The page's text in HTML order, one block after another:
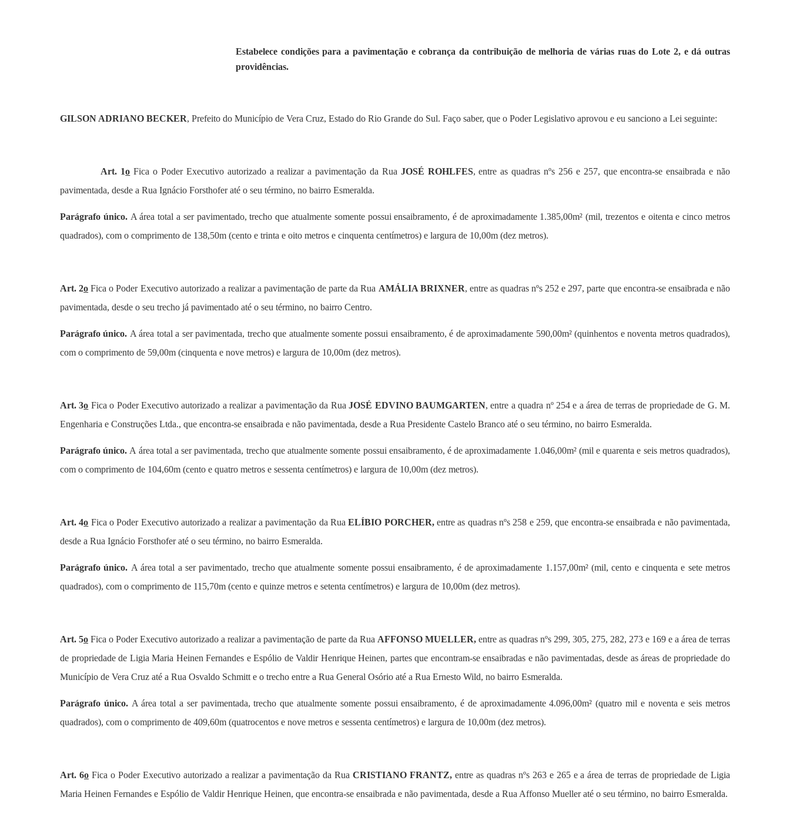
Estabelece condições para a pavimentação e cobrança da contribuição de melhoria de várias ruas do Lote 2, e dá outras
providências.
GILSON ADRIANO BECKER, Prefeito do Município de Vera Cruz, Estado do Rio Grande do Sul. Faço saber, que o Poder Legislativo aprovou e eu sanciono a Lei seguinte:
Art. 1o Fica o Poder Executivo autorizado a realizar a pavimentação da Rua JOSÉ ROHLFES, entre as quadras nºs 256 e 257, que encontra-se ensaibrada e não
pavimentada, desde a Rua Ignácio Forsthofer até o seu término, no bairro Esmeralda.
Parágrafo único. A área total a ser pavimentado, trecho que atualmente somente possui ensaibramento, é de aproximadamente 1.385,00m² (mil, trezentos e oitenta e cinco metros
quadrados), com o comprimento de 138,50m (cento e trinta e oito metros e cinquenta centímetros) e largura de 10,00m (dez metros).
Art. 2o Fica o Poder Executivo autorizado a realizar a pavimentação de parte da Rua AMÁLIA BRIXNER, entre as quadras nºs 252 e 297, parte que encontra-se ensaibrada e não
pavimentada, desde o seu trecho já pavimentado até o seu término, no bairro Centro.
Parágrafo único. A área total a ser pavimentada, trecho que atualmente somente possui ensaibramento, é de aproximadamente 590,00m² (quinhentos e noventa metros quadrados),
com o comprimento de 59,00m (cinquenta e nove metros) e largura de 10,00m (dez metros).
Art. 3o Fica o Poder Executivo autorizado a realizar a pavimentação da RuaJOSÉ EDVINO BAUMGARTEN, entre a quadra nº 254 e a área de terras de propriedade de G. M.
Engenharia e Construções Ltda., que encontra-se ensaibrada e não pavimentada, desde a Rua Presidente Castelo Branco até o seu término, no bairro Esmeralda.
Parágrafo único. A área total a ser pavimentada, trecho que atualmente somente possui ensaibramento, é de aproximadamente 1.046,00m² (mil e quarenta e seis metros quadrados),
com o comprimento de 104,60m (cento e quatro metros e sessenta centímetros) e largura de 10,00m (dez metros).
Art. 4o Fica o Poder Executivo autorizado a realizar a pavimentação da Rua ELÍBIO PORCHER,entre as quadras nºs 258 e 259, que encontra-se ensaibrada e não pavimentada,
desde a Rua Ignácio Forsthofer até o seu término, no bairro Esmeralda.
Parágrafo único. A área total a ser pavimentado, trecho que atualmente somente possui ensaibramento, é de aproximadamente 1.157,00m² (mil, cento e cinquenta e sete metros
quadrados), com o comprimento de 115,70m (cento e quinze metros e setenta centímetros) e largura de 10,00m (dez metros).
Art. 5o Fica o Poder Executivo autorizado a realizar a pavimentação de parte da Rua AFFONSO MUELLER, entre as quadras nºs 299, 305, 275, 282, 273 e 169 e a área de terras
de propriedade de Ligia Maria Heinen Fernandes e Espólio de Valdir Henrique Heinen, partes que encontram-se ensaibradas e não pavimentadas, desde as áreas de propriedade do
Município de Vera Cruz até a Rua Osvaldo Schmitt e o trecho entre a Rua General Osório até a Rua Ernesto Wild, no bairro Esmeralda.
Parágrafo único. A área total a ser pavimentada, trecho que atualmente somente possui ensaibramento, é de aproximadamente 4.096,00m² (quatro mil e noventa e seis metros
quadrados), com o comprimento de 409,60m (quatrocentos e nove metros e sessenta centímetros) e largura de 10,00m (dez metros).
Art. 6oFica o Poder Executivo autorizado a realizar a pavimentação da RuaCRISTIANO FRANTZ, entre as quadras nºs 263 e 265 e a área de terras de propriedade deLigia
Maria Heinen Fernandes e Espólio de Valdir Henrique Heinen, que encontra-se ensaibrada e não pavimentada, desde a Rua Affonso Mueller até o seu término, no bairro Esmeralda.